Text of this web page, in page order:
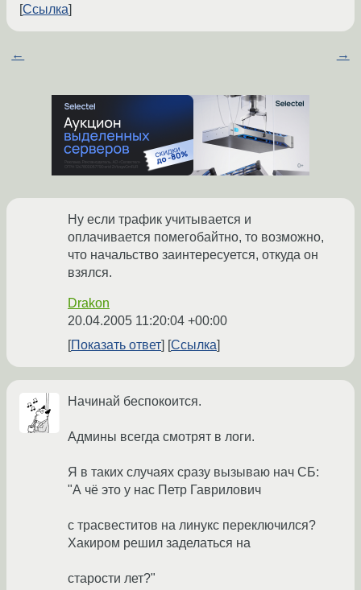
Ссылка
← →
Ну если трафик учитывается и
оплачивается помегобайтно, то возможно,
что начальство заинтересуется, откуда он
взялся.
Drakon
20.04.2005 11:20:04 +00:00
Показать ответ
Ссылка
Начинай беспокоится.
Админы всегда смотрят в логи.
Я в таких случаях сразу вызываю нач СБ:
"А чё это у нас Петр Гаврилович
с трасвеститов на линукс переключился?
Хакиром решил заделаться на
старости лет?"